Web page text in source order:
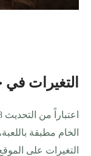
التغيرات
الخام مطبقة
التغيرات على